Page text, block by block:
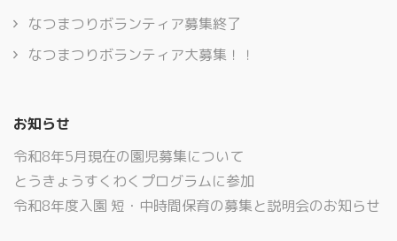
なつまつりボランティア募集終了
なつまつりボランティア大募集！！
お知らせ
令和8年5月現在の園児募集について
とうきょうすくわくプログラムに参加
令和8年度入園 短・中時間保育の募集と説明会のお知らせ